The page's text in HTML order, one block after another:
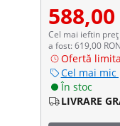
Cel mai ieftin
a fost: 619,00 RON
Ofertă
Cel mai
În stoc
LIVRARE